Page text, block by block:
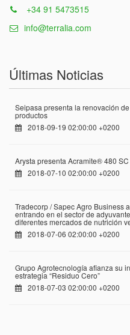
+34 91 5473515
info@terralia.com
Últimas Noticias
Seipasa presenta la renovación
productos
2018-09-19 02:00:00 +0200
Arysta presenta Acramite® 480
2018-07-10 02:00:00 +0200
Tradecorp / Sapec Agro Business
entrando en el sector de
diferentes mercados de nutrición
2018-07-06 02:00:00 +0200
Grupo Agrotecnología afianza su
estrategia “Residuo Cero”
2018-07-03 02:00:00 +0200